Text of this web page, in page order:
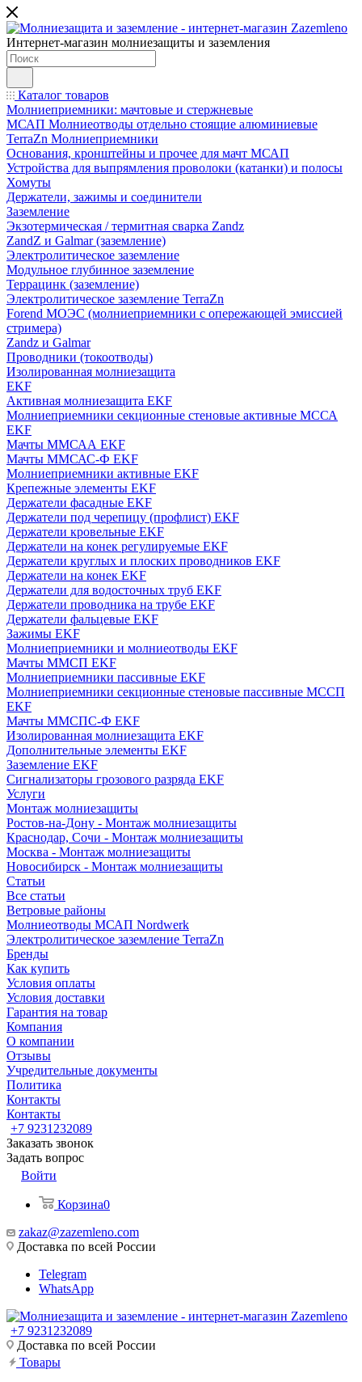
Интернет-магазин молниезащиты и заземления
Каталог товаров
Молниеприемники: мачтовые и стержневые
МСАП Молниеотводы отдельно стоящие алюминиевые
TerraZn Молниеприемники
Основания, кронштейны и прочее для мачт МСАП
Устройства для выпрямления проволоки (катанки) и полосы
Хомуты
Держатели, зажимы и соединители
Заземление
Экзотермическая / термитная сварка Zandz
ZandZ и Galmar (заземление)
Электролитическое заземление
Модульное глубинное заземление
Террацинк (заземление)
Электролитическое заземление TerraZn
Forend МОЭС (молниеприемники с опережающей эмиссией
стримера)
Zandz и Galmar
Проводники (токоотводы)
Изолированная молниезащита
EKF
Активная молниезащита EKF
Молниеприемники секционные стеновые активные МССА
EKF
Мачты ММСАА EKF
Мачты ММСАС-Ф EKF
Молниеприемники активные EKF
Крепежные элементы EKF
Держатели фасадные EKF
Держатели под черепицу (профлист) EKF
Держатели кровельные EKF
Держатели на конек регулируемые EKF
Держатели круглых и плоских проводников EKF
Держатели на конек EKF
Держатели для водосточных труб EKF
Держатели проводника на трубе EKF
Держатели фальцевые EKF
Зажимы EKF
Молниеприемники и молниеотводы EKF
Мачты ММСП EKF
Молниеприемники пассивные EKF
Молниеприемники секционные стеновые пассивные МССП
EKF
Мачты ММСПС-Ф EKF
Изолированная молниезащита EKF
Дополнительные элементы EKF
Заземление EKF
Сигнализаторы грозового разряда EKF
Услуги
Монтаж молниезащиты
Ростов-на-Дону - Монтаж молниезащиты
Краснодар, Сочи - Монтаж молниезащиты
Москва - Монтаж молниезащиты
Новосибирск - Монтаж молниезащиты
Статьи
Все статьи
Ветровые районы
Молниеотводы МСАП Nordwerk
Электролитическое заземление TerraZn
Бренды
Как купить
Условия оплаты
Условия доставки
Гарантия на товар
Компания
О компании
Отзывы
Учредительные документы
Политика
Контакты
Контакты
+7 9231232089
Заказать звонок
Задать вопрос
Войти
Корзина0
zakaz@zazemleno.com
Доставка по всей России
Telegram
WhatsApp
+7 9231232089
Доставка по всей России
Товары